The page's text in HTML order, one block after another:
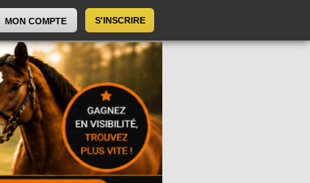
S'INSCRIRE
MON COMPTE